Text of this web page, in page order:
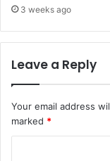
3 weeks ago
Leave a Reply
Your email address
marked *